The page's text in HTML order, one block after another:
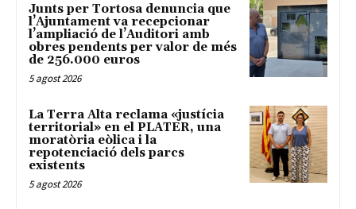
Junts per Tortosa denuncia que
l’Ajuntament va recepcionar
l’ampliació de l’Auditori amb
obres pendents per valor de més
de 256.000 euros
5 agost 2026
La Terra Alta reclama «justícia
territorial» en el PLATER, una
moratòria eòlica i la
repotenciació dels parcs
existents
5 agost 2026